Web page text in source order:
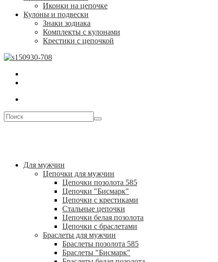
Иконки на цепочке
Кулоны и подвески
Знаки зодиака
Комплекты с кулонами
Крестики с цепочкой
Для мужчин
Цепочки для мужчин
Цепочки позолота 585
Цепочки "Бисмарк"
Цепочки с крестиками
Стальные цепочки
Цепочки белая позолота
Цепочки с браслетами
Браслеты для мужчин
Браслеты позолота 585
Браслеты "Бисмарк"